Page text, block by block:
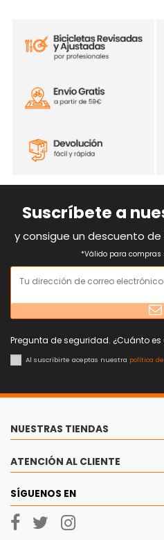
Suscríbete a
y consigue un descuento
*Válido para compras
Pregunta de seguridad. ¿Cuánto es
Al suscribirte aceptas nuestra política
NUESTRAS TIENDAS
ATENCIÓN AL CLIENTE
SÍGUENOS EN